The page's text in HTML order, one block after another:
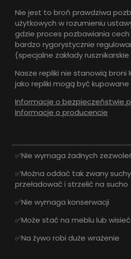
Nie jest to broń prawdziwa
użytkowych w rozumieniu
gdzie proces pozbawiania
bardzo rygorystycznie
(specjalne zakłady
Nasze repliki nie stanowią broni
jako repliki mogą być
Informacje o bezpieczeństwie
Informacje o producencie
✅Nie wymaga żadnych
✅Można oddać tak zwany
przeładować i strzelić na sucho
✅Nie wymaga konserwacji
✅Może stać na meblu lub
✅Na żywo robi duże wrażenie